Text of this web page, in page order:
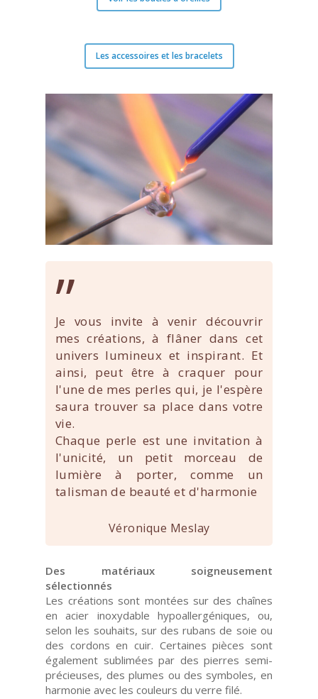
Les accessoires et les bracelets
”
Je vous invite à venir découvrir
mes créations, à flâner dans cet
univers lumineux et inspirant. Et
ainsi, peut être à craquer pour
l'une de mes perles qui, je l'espère
saura trouver sa place dans votre
vie.
Chaque perle est une invitation à
l'unicité, un petit morceau de
lumière à porter, comme un
talisman de beauté et d'harmonie
Véronique Meslay
Des matériaux soigneusement
sélectionnés
Les créations sont montées sur des chaînes
en acier inoxydable hypoallergéniques, ou,
selon les souhaits, sur des rubans de soie ou
des cordons en cuir. Certaines pièces sont
également sublimées par des pierres semi-
précieuses, des plumes ou des symboles, en
harmonie avec les couleurs du verre filé.